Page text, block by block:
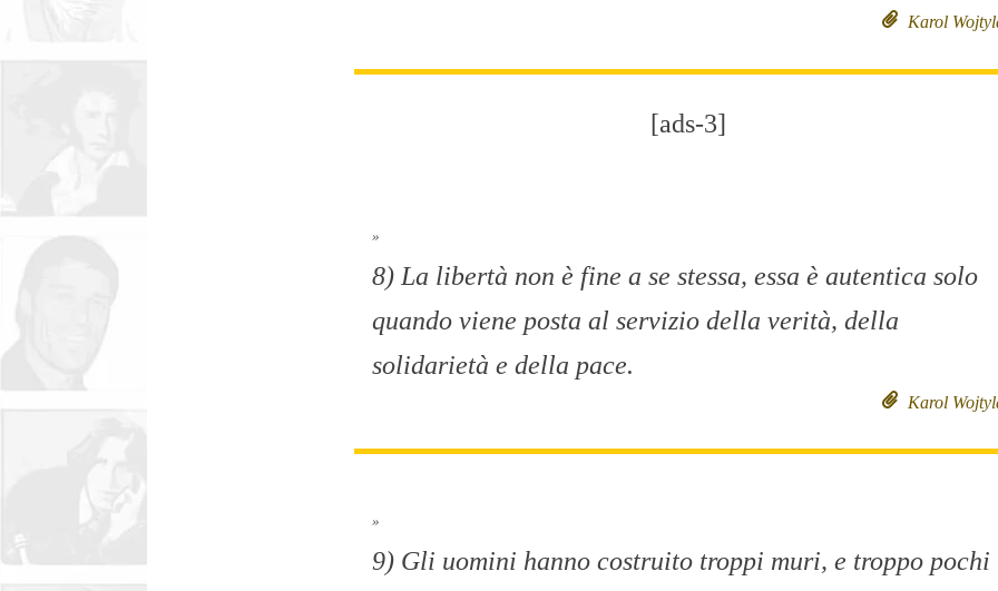
Karol
[ads-3]
»
8) La libertà non è fine a se stessa, essa è autentica solo
quando viene posta al servizio della verità, della
solidarietà e della pace.
Karol
»
9) Gli uomini hanno costruito troppi muri, e troppo pochi